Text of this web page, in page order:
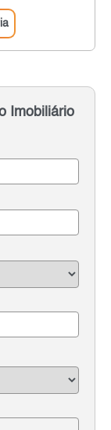
Imobiliário